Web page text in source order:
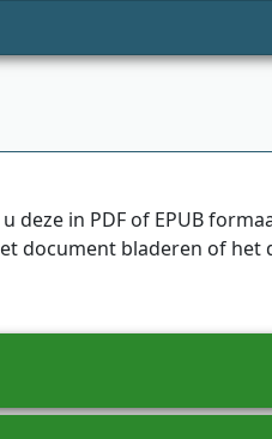
in PDF of EPUB
document bladeren of